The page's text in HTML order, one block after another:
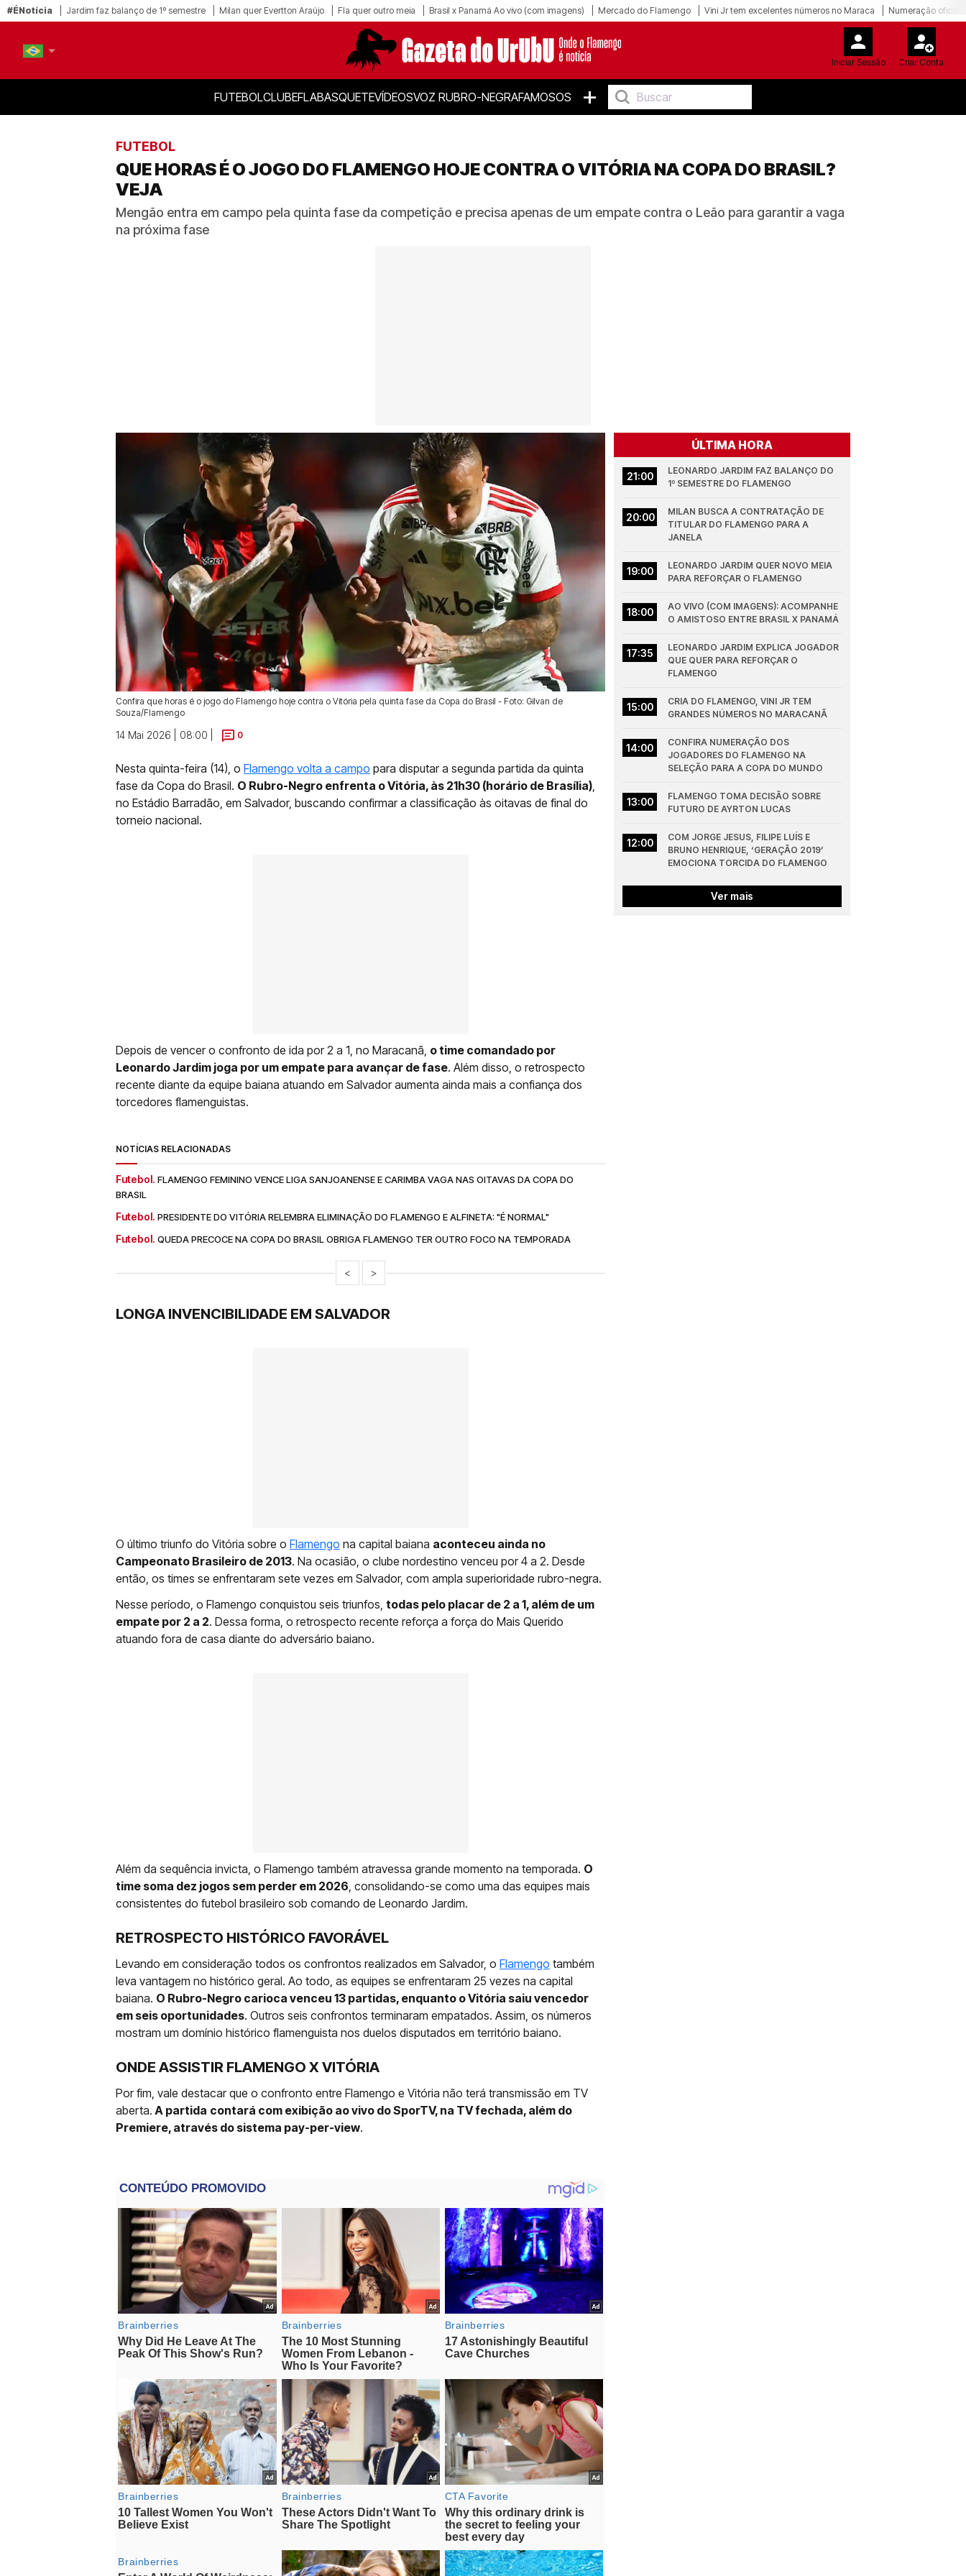
#ÉNotícia Jardim faz balanço de 1º semestre Milan quer Evertton Araújo Fla quer outro meia Brasil x Panamá Ao vivo (com imagens) Mercado do Flamengo Vini Jr tem excelentes números no Maraca Numeração oficial
Iniciar Sessão Criar Conta
FUTEBOLCLUBEFLABASQUETEVÍDEOSVOZ RUBRO-NEGRAFAMOSOS +
FUTEBOL
QUE HORAS É O JOGO DO FLAMENGO HOJE CONTRA O VITÓRIA NA COPA DO BRASIL?
VEJA
Mengão entra em campo pela quinta fase da competição e precisa apenas de um empate contra o Leão para garantir a vaga
na próxima fase
Confira que horas é o jogo do Flamengo hoje contra o Vitória pela quinta fase da Copa do Brasil - Foto: Gilvan de
Souza/Flamengo
14 Mai 2026 | 08:00 | 0
Nesta quinta-feira (14), o Flamengo volta a campo para disputar a segunda partida da quinta
fase da Copa do Brasil. O Rubro-Negro enfrenta o Vitória, às 21h30 (horário de Brasília),
no Estádio Barradão, em Salvador, buscando confirmar a classificação às oitavas de final do
torneio nacional.
Depois de vencer o confronto de ida por 2 a 1, no Maracanã, o time comandado por
Leonardo Jardim joga por um empate para avançar de fase. Além disso, o retrospecto
recente diante da equipe baiana atuando em Salvador aumenta ainda mais a confiança dos
torcedores flamenguistas.
NOTÍCIAS RELACIONADAS
Futebol. FLAMENGO FEMININO VENCE LIGA SANJOANENSE E CARIMBA VAGA NAS OITAVAS DA COPA DO
BRASIL
Futebol. PRESIDENTE DO VITÓRIA RELEMBRA ELIMINAÇÃO DO FLAMENGO E ALFINETA: "É NORMAL"
Futebol. QUEDA PRECOCE NA COPA DO BRASIL OBRIGA FLAMENGO TER OUTRO FOCO NA TEMPORADA
< >
LONGA INVENCIBILIDADE EM SALVADOR
O último triunfo do Vitória sobre o Flamengo na capital baiana aconteceu ainda no
Campeonato Brasileiro de 2013. Na ocasião, o clube nordestino venceu por 4 a 2. Desde
então, os times se enfrentaram sete vezes em Salvador, com ampla superioridade rubro-negra.
Nesse período, o Flamengo conquistou seis triunfos, todas pelo placar de 2 a 1, além de um
empate por 2 a 2. Dessa forma, o retrospecto recente reforça a força do Mais Querido
atuando fora de casa diante do adversário baiano.
Além da sequência invicta, o Flamengo também atravessa grande momento na temporada. O
time soma dez jogos sem perder em 2026, consolidando-se como uma das equipes mais
consistentes do futebol brasileiro sob comando de Leonardo Jardim.
RETROSPECTO HISTÓRICO FAVORÁVEL
Levando em consideração todos os confrontos realizados em Salvador, o Flamengo também
leva vantagem no histórico geral. Ao todo, as equipes se enfrentaram 25 vezes na capital
baiana. O Rubro-Negro carioca venceu 13 partidas, enquanto o Vitória saiu vencedor
em seis oportunidades. Outros seis confrontos terminaram empatados. Assim, os números
mostram um domínio histórico flamenguista nos duelos disputados em território baiano.
ONDE ASSISTIR FLAMENGO X VITÓRIA
Por fim, vale destacar que o confronto entre Flamengo e Vitória não terá transmissão em TV
aberta. A partida contará com exibição ao vivo do SporTV, na TV fechada, além do
Premiere, através do sistema pay-per-view.
ÚLTIMA HORA
21:00
LEONARDO JARDIM FAZ BALANÇO DO
1º SEMESTRE DO FLAMENGO
20:00
MILAN BUSCA A CONTRATAÇÃO DE
TITULAR DO FLAMENGO PARA A
JANELA
19:00
LEONARDO JARDIM QUER NOVO MEIA
PARA REFORÇAR O FLAMENGO
18:00
AO VIVO (COM IMAGENS): ACOMPANHE
O AMISTOSO ENTRE BRASIL X PANAMÁ
17:35
LEONARDO JARDIM EXPLICA JOGADOR
QUE QUER PARA REFORÇAR O
FLAMENGO
15:00
CRIA DO FLAMENGO, VINI JR TEM
GRANDES NÚMEROS NO MARACANÃ
14:00
CONFIRA NUMERAÇÃO DOS
JOGADORES DO FLAMENGO NA
SELEÇÃO PARA A COPA DO MUNDO
13:00
FLAMENGO TOMA DECISÃO SOBRE
FUTURO DE AYRTON LUCAS
12:00
COM JORGE JESUS, FILIPE LUÍS E
BRUNO HENRIQUE, ‘GERAÇÃO 2019’
EMOCIONA TORCIDA DO FLAMENGO
Ver mais